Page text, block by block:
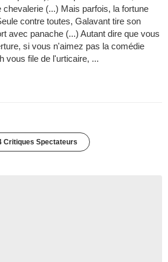
(...) Mais parfois, la fortune
contre toutes, Galavant tire son
avec panache (...) Autant dire que vous
si vous n'aimez pas la comédie
vous file de l'urticaire, ...
Critiques Spectateurs